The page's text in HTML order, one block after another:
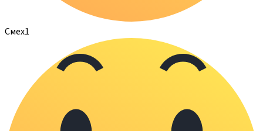
Смех1